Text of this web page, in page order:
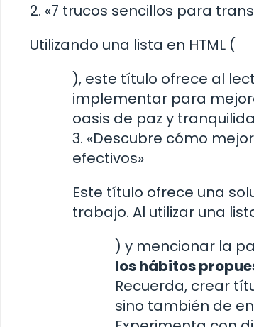
2. «7 trucos sencillos para
Utilizando una lista en HTML (
), este título ofrece al
implementar para
oasis de paz y
3. «Descubre cómo
efectivos»
Este título ofrece una
trabajo. Al utilizar una
) y mencionar la
los hábitos
Recuerda, crear
sino también de